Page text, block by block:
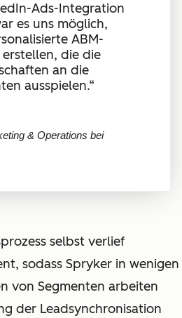
Ads-Integration
es uns möglich,
ABM-
die die
an die
ausspielen.“
& Operations bei
selbst verlief
sodass Spryker in wenigen
von Segmenten arbeiten
der Leadsynchronisation